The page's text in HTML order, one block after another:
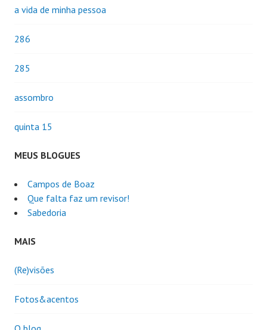
a vida de minha pessoa
286
285
assombro
quinta 15
MEUS BLOGUES
Campos de Boaz
Que falta faz um revisor!
Sabedoria
MAIS
(Re)visões
Fotos&acentos